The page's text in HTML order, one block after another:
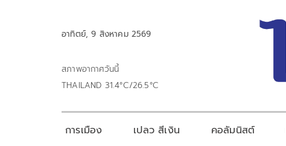
อาทิตย์, 9 สิงหาคม 2569
สภาพอากาศวันนี้
THAILAND 31.4°C/26.5°C
การเมือง เปลว สีเงิน คอลัมนิสต์